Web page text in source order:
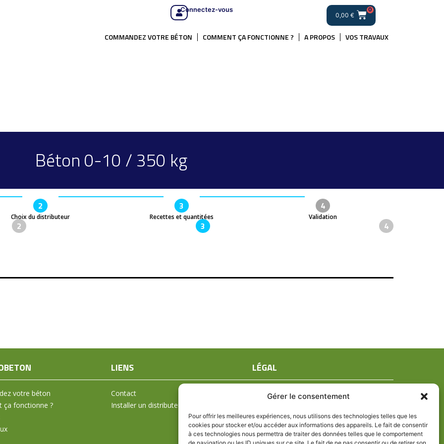
Gérer le consentement
Pour offrir les meilleures expériences, nous utilisons des technologies telles que les
cookies pour stocker et/ou accéder aux informations des appareils. Le fait de consentir
à ces technologies nous permettra de traiter des données telles que le comportement
Connectez-vous
0,00 €
0
COMMANDEZ VOTRE BÉTON COMMENT ÇA FONCTIONNE ? A PROPOS VOS TRAVAUX
Béton 0-10 / 350 kg
2
Choix du distributeur
3
Recettes et quantitées
4
Validation
2 3 4
votre béton
ça fonctionne ?
LIENS
Contact
Installer un distributeur
LÉGAL
Mentions légales
Politique de confidentialité
Politique de cookies (UE)